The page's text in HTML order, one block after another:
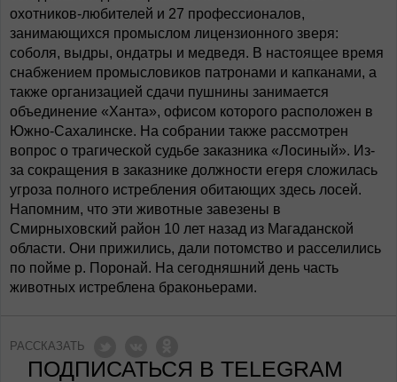
охотников-любителей и 27 профессионалов,
занимающихся промыслом лицензионного зверя:
соболя, выдры, ондатры и медведя. В настоящее время
снабжением промысловиков патронами и капканами, а
также организацией сдачи пушнины занимается
объединение «Ханта», офисом которого расположен в
Южно-Сахалинске. На собрании также рассмотрен
вопрос о трагической судьбе заказника «Лосиный». Из-
за сокращения в заказнике должности егеря сложилась
угроза полного истребления обитающих здесь лосей.
Напомним, что эти животные завезены в
Смирныховский район 10 лет назад из Магаданской
области. Они прижились, дали потомство и расселились
по пойме р. Поронай. На сегодняшний день часть
животных истреблена браконьерами.
РАССКАЗАТЬ
ПОДПИСАТЬСЯ В TELEGRAM